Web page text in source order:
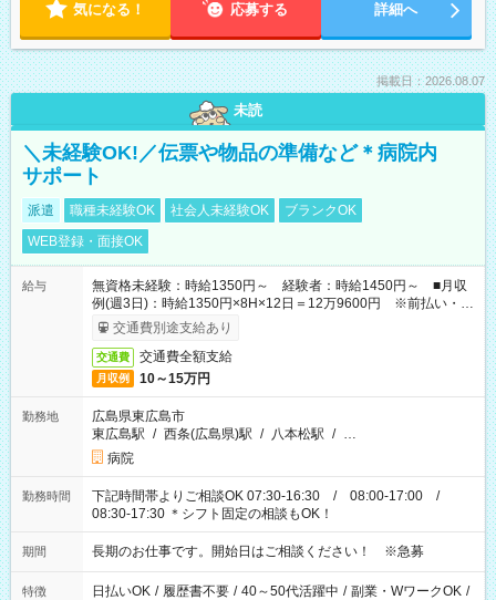
気になる！ 応募する 詳細へ
掲載日：2026.08.07
未読
＼未経験OK!／伝票や物品の準備など＊病院内
サポート
派遣 職種未経験OK 社会人未経験OK
ブランクOK
WEB登録・面接OK
給与
無資格未経験：時給1350円～ 経験者：時給1450円～ ■月収
例(週3日)：時給1350円×8H×12日＝12万9600円 ※前払い・日
払い・週払いOK
交通費別途支給あり
交通費 交通費全額支給
月収例 10～15万円
勤務地
広島県東広島市
東広島駅 / 西条(広島県)駅 / 八本松駅 / …
病院
勤務時間
下記時間帯よりご相談OK 07:30-16:30 / 08:00-17:00 /
08:30-17:30 ＊シフト固定の相談もOK！
期間 長期のお仕事です。開始日はご相談ください！ ※急募
特徴 日払いOK / 履歴書不要 / 40～50代活躍中 / 副業・WワークOK /